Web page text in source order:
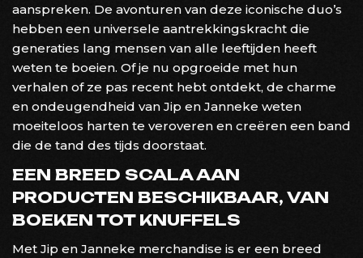
aanspreken. De avonturen van deze iconische duo’s
hebben een universele aantrekkingskracht die
generaties lang mensen van alle leeftijden heeft
weten te boeien. Of je nu opgroeide met hun
verhalen of ze pas recent hebt ontdekt, de charme
en ondeugendheid van Jip en Janneke weten
moeiteloos harten te veroveren en creëren een band
die de tand des tijds doorstaat.
EEN BREED SCALA AAN
PRODUCTEN BESCHIKBAAR, VAN
BOEKEN TOT KNUFFELS
Met Jip en Janneke merchandise is er een breed